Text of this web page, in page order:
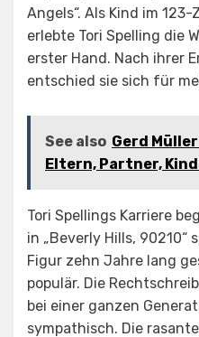
Angels“. Als Kind im
erlebte Tori Spelling die
erster Hand. Nach ihrer
entschied sie sich für
See also Gerd
Eltern, Partner,
Tori Spellings Karriere
in „Beverly Hills, 90210“
Figur zehn Jahre lang
populär. Die
bei einer ganzen
sympathisch. Die